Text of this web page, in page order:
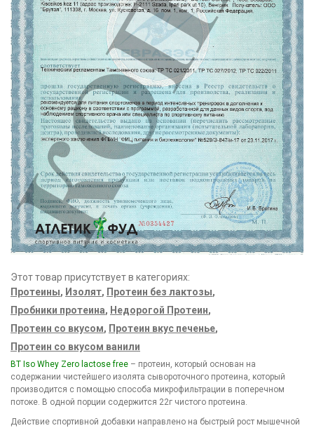
Этот товар присутствует в категориях:
Протеины, Изолят, Протеин без лактозы,
Пробники протеина, Недорогой Протеин,
Протеин со вкусом, Протеин вкус печенье,
Протеин со вкусом ванили
BT Iso Whey Zero lactose free – протеин, который основан на
содержании чистейшего изолята сывороточного протеина, который
производится с помощью способа микрофильтрации в поперечном
потоке. В одной порции содержится 22г чистого протеина.
Действие спортивной добавки направлено на быстрый рост мышечной